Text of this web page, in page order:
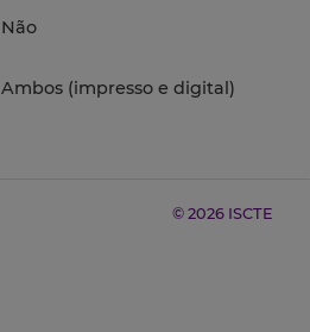
Não
Ambos (impresso e digital)
© 2026 ISCTE